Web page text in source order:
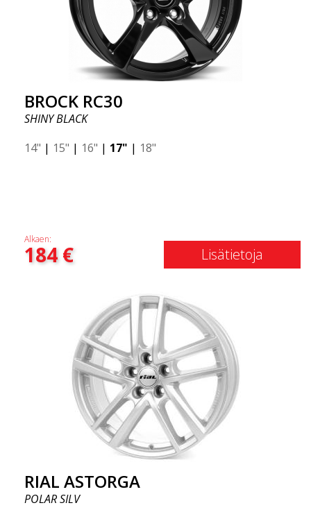
BROCK RC30
SHINY BLACK
14" | 15" | 16" | 17" | 18"
Alkaen:
184€ Lisätietoja
RIAL ASTORGA
POLAR SILV